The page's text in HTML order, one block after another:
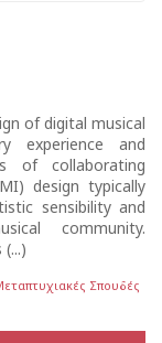
of digital musical
experience and
of collaborating
design typically
sensibility and
community.
Σπουδές